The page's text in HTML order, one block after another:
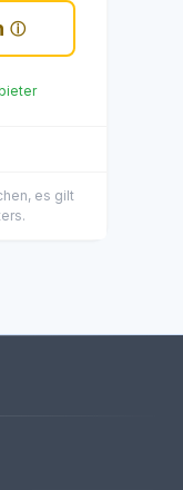
es gilt